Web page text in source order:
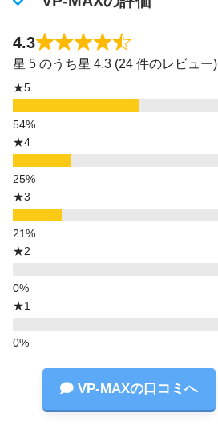
4.3
星 5 のうち星 4.3 (24 件のレビュー)
★5
★4
★3
★2
★1
VP-MAXの口コミへ